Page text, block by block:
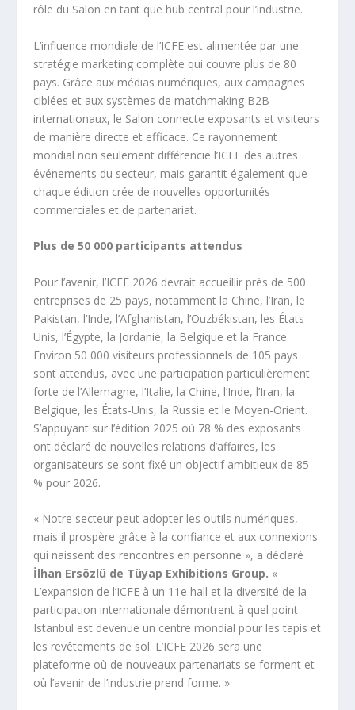
rôle du Salon en tant que hub central pour l’industrie.
L’influence mondiale de l’ICFE est alimentée par une
stratégie marketing complète qui couvre plus de 80
pays. Grâce aux médias numériques, aux campagnes
ciblées et aux systèmes de matchmaking B2B
internationaux, le Salon connecte exposants et visiteurs
de manière directe et efficace. Ce rayonnement
mondial non seulement différencie l’ICFE des autres
événements du secteur, mais garantit également que
chaque édition crée de nouvelles opportunités
commerciales et de partenariat.
Plus de 50 000 participants attendus
Pour l’avenir, l’ICFE 2026 devrait accueillir près de 500
entreprises de 25 pays, notamment la Chine, l’Iran, le
Pakistan, l’Inde, l’Afghanistan, l’Ouzbékistan, les États-
Unis, l’Égypte, la Jordanie, la Belgique et la France.
Environ 50 000 visiteurs professionnels de 105 pays
sont attendus, avec une participation particulièrement
forte de l’Allemagne, l’Italie, la Chine, l’Inde, l’Iran, la
Belgique, les États-Unis, la Russie et le Moyen-Orient.
S’appuyant sur l’édition 2025 où 78 % des exposants
ont déclaré de nouvelles relations d’affaires, les
organisateurs se sont fixé un objectif ambitieux de 85
% pour 2026.
« Notre secteur peut adopter les outils numériques,
mais il prospère grâce à la confiance et aux connexions
qui naissent des rencontres en personne », a déclaré
İlhan Ersözlü de Tüyap Exhibitions Group. «
L’expansion de l’ICFE à un 11e hall et la diversité de la
participation internationale démontrent à quel point
Istanbul est devenue un centre mondial pour les tapis et
les revêtements de sol. L’ICFE 2026 sera une
plateforme où de nouveaux partenariats se forment et
où l’avenir de l’industrie prend forme. »